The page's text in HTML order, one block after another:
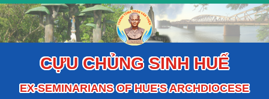
CỰU CHỦNG SINH HUẾ
EX-SEMINARIANS OF HUE'S ARCHDIOCESE